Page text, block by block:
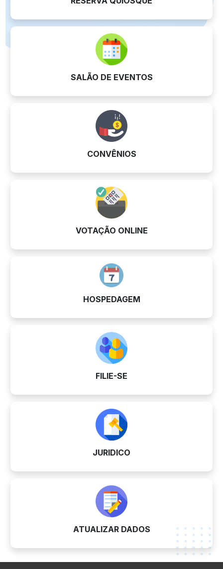
SALÃO DE EVENTOS
CONVÊNIOS
VOTAÇÃO ONLINE
HOSPEDAGEM
FILIE-SE
JURIDICO
ATUALIZAR DADOS